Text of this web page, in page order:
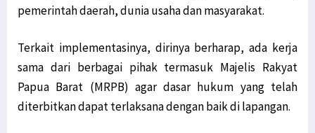
pemerintah daerah, dunia usaha dan masyarakat.
Terkait implementasinya, dirinya berharap, ada kerja
sama dari berbagai pihak termasuk Majelis Rakyat
Papua Barat (MRPB) agar dasar hukum yang telah
diterbitkan dapat terlaksana dengan baik di lapangan.